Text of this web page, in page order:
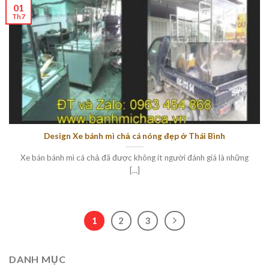
Design Xe bánh mì chả cá nóng đẹp ở Thái Bình
Xe bán bánh mì cá chả đã được không ít người đánh giá là những
[...]
01
Th7
1 2 3
DANH MỤC